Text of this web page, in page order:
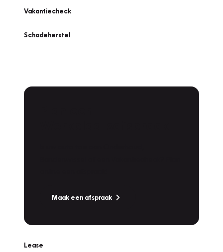
Vakantiecheck
Schadeherstel
Maak een afspraak
Lease